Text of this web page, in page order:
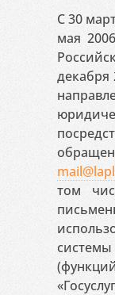
С 30
мая
том